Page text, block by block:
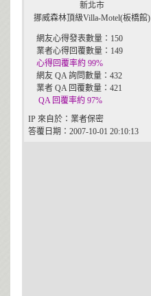
新北市
挪威森林頂級Villa-Motel(板橋館)
網友心得發表數量：150
業者心得回覆數量：149
心得回覆率約 99%
網友 QA 詢問數量：432
業者 QA 回覆數量：421
QA 回覆率約 97%
IP 來自於：業者保密
答覆日期：2007-10-01 20:10:13